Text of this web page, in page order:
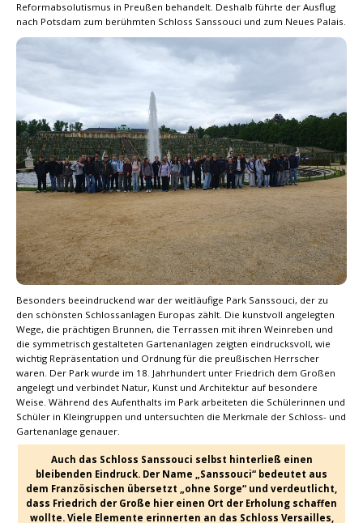
Kontakt
Reformabsolutismus in Preußen behandelt. Deshalb führte der Ausflug
nach Potsdam zum berühmten Schloss Sanssouci und zum Neues Palais.
Besonders beeindruckend war der weitläufige Park Sanssouci, der zu
den schönsten Schlossanlagen Europas zählt. Die kunstvoll angelegten
Wege, die prächtigen Brunnen, die Terrassen mit ihren Weinreben und
die symmetrisch gestalteten Gartenanlagen zeigten eindrucksvoll, wie
wichtig Repräsentation und Ordnung für die preußischen Herrscher
waren. Der Park wurde im 18. Jahrhundert unter Friedrich dem Großen
angelegt und verbindet Natur, Kunst und Architektur auf besondere
Weise. Während des Aufenthalts im Park arbeiteten die Schülerinnen und
Schüler in Kleingruppen und untersuchten die Merkmale der Schloss- und
Gartenanlage genauer.
Auch das Schloss Sanssouci selbst hinterließ einen
bleibenden Eindruck. Der Name „Sanssouci“ bedeutet aus
dem Französischen übersetzt „ohne Sorge“ und verdeutlicht,
dass Friedrich der Große hier einen Ort der Erholung schaffen
wollte. Viele Elemente erinnerten an das Schloss Versailles,